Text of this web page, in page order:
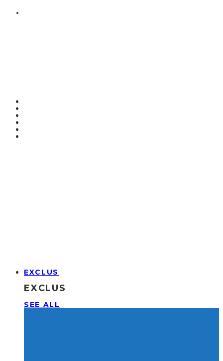
EXCLUS
EXCLUS
SEE ALL